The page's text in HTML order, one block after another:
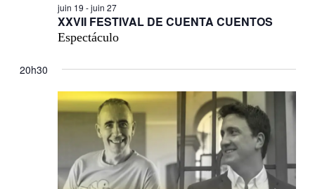
XXVII FESTIVAL DE CUENTA CUENTOS
juin 19 -juin 27
Espectáculo
20h30